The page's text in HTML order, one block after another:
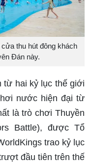
thu hút đông khách
Đán này.
từ hai kỷ lục thế giới
nước hiện đại từ
là trò chơi Thuyền
Battle), được Tổ
trao kỷ lục
đầu tiên trên thế